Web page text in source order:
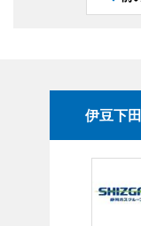
伊豆下